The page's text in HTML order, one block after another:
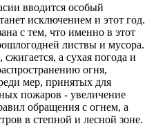
вводится особый
исключением и этот год.
с тем, что именно в этот
листвы и мусора.
а сухая погода и
огня,
мер, принятых для
пожаров - увеличение
обращения с огнем, а
в степной и лесной зоне.